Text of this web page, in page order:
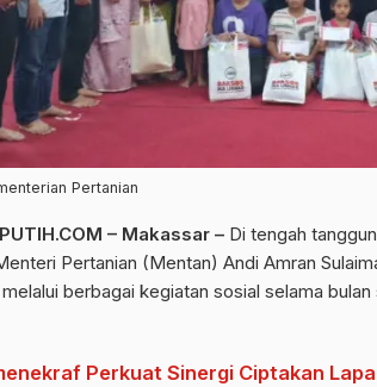
Pertanian
– Makassar – Di tengah
Pertanian (Mentan) Andi Amran
berbagai kegiatan sosial selama bulan
Perkuat Sinergi Ciptakan